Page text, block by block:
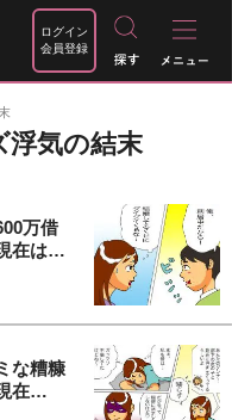
ログイン
会員登録
浮気の結末
万借
在は…
な糟糠
在…